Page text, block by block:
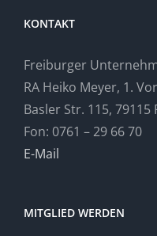
KONTAKT
Freiburger
RA Heiko Meyer, 1.
Basler Str. 115, 79115
Fon: 0761 – 29 66 70
E-Mail
MITGLIED WERDEN